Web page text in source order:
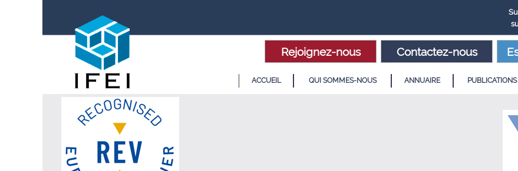
Contactez-nous
Rejoignez-nous
ACCUEIL QUI SOMMES-NOUS ANNUAIRE PUBLICATIONS